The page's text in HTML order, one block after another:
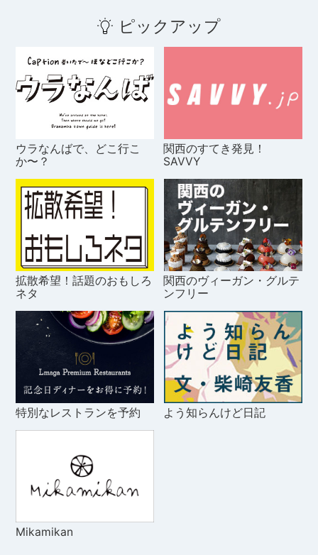
ピックアップ
ウラなんばで、どこ行こ
か〜？
関西のすてき発見！
SAVVY
拡散希望！話題のおもしろ
ネタ
関西のヴィーガン・グルテ
ンフリー
特別なレストランを予約 よう知らんけど日記
Mikamikan